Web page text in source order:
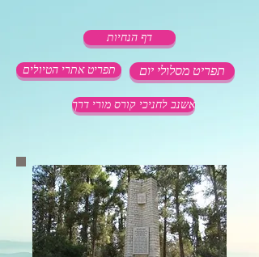
דף הנחיות
תפריט אתרי הטיולים
אשנב לחניכי קורס מורי דרך
תפריט מסלולי יום